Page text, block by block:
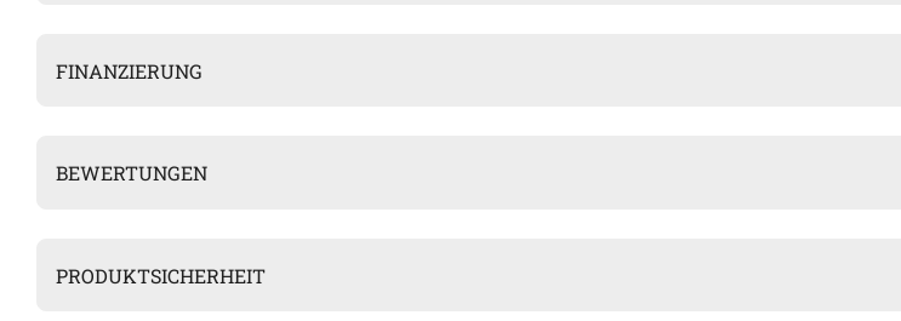
FINANZIERUNG
BEWERTUNGEN
PRODUKTSICHERHEIT